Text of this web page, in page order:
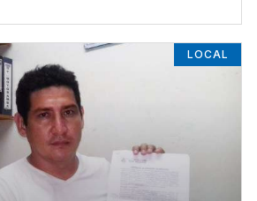
LOCAL